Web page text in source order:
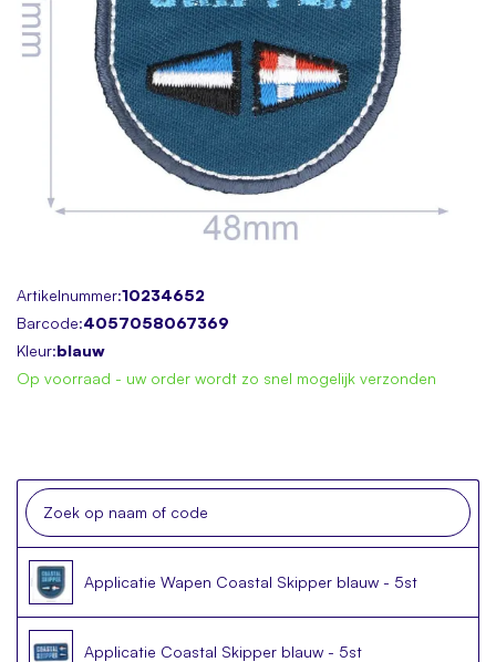
Artikelnummer:10234652
Barcode:4057058067369
Kleur:blauw
Op voorraad - uw order wordt zo snel mogelijk verzonden
Applicatie Wapen Coastal Skipper blauw - 5st
Applicatie Coastal Skipper blauw - 5st
Skip
to
the
beginning
gallery